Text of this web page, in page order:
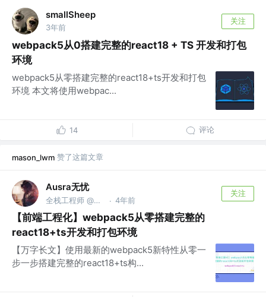
smallSheep
3年前
关注
webpack5从0搭建完整的react18 + TS 开发和打包
环境
webpack5从零搭建完整的react18+ts开发和打包
环境 本文将使用webpac...
14 评论
mason_lwm 赞了这篇文章
Ausra无忧
全栈工程师 @成都 · 4年前
关注
【前端工程化】webpack5从零搭建完整的
react18+ts开发和打包环境
【万字长文】使用最新的webpack5新特性从零一
步一步搭建完整的react18+ts构...